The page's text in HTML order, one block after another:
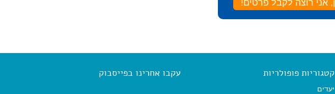
קטגוריות פופולריות
יעדים
עקבו אחרינו בפייסבוק